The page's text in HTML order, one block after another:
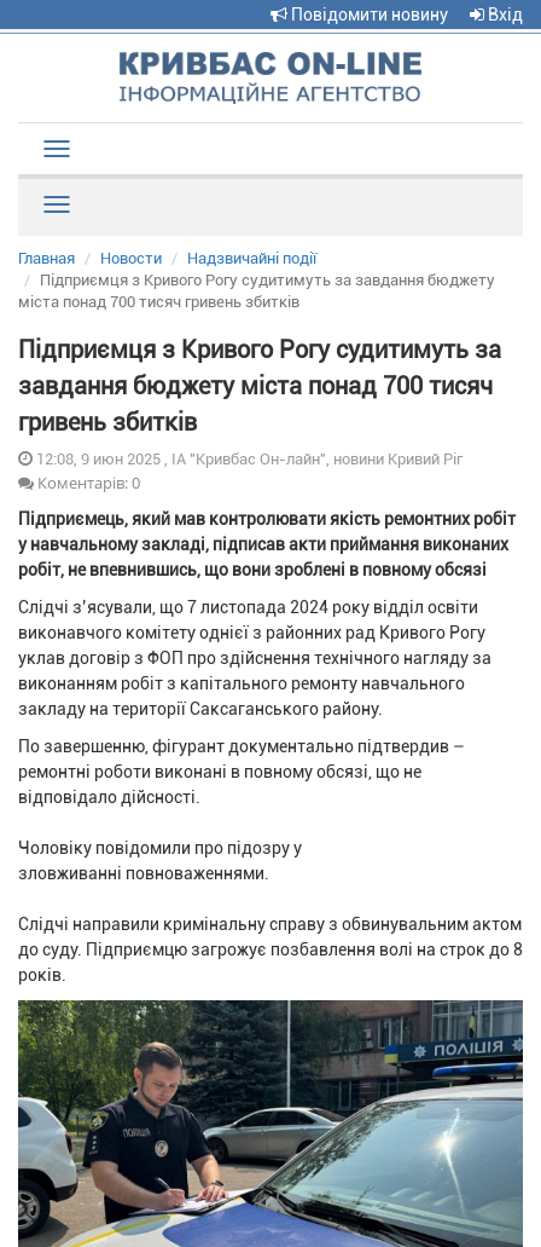
Повідомити новину Вхід
navigation
Главная Новости
Надзвичайні події
Підприємця з Кривого Рогу судитимуть за завдання бюджету
міста понад 700 тисяч гривень збитків
Підприємця з Кривого Рогу судитимуть за
завдання бюджету міста понад 700 тисяч
гривень збитків
12:08, 9 июн 2025 , ІА "Кривбас Он-лайн", новини Кривий Ріг
Коментарів: 0
Підприємець, який мав контролювати якість ремонтних робіт
у навчальному закладі, підписав акти приймання виконаних
робіт, не впевнившись, що вони зроблені в повному обсязі
Слідчі з’ясували, що 7 листопада 2024 року відділ освіти
виконавчого комітету однієї з районних рад Кривого Рогу
уклав договір з ФОП про здійснення технічного нагляду за
виконанням робіт з капітального ремонту навчального
закладу на території Саксаганського району.
По завершенню, фігурант документально підтвердив –
ремонтні роботи виконані в повному обсязі, що не
відповідало дійсності.
Чоловіку повідомили про підозру у
зловживанні повноваженнями.
Слідчі направили кримінальну справу з обвинувальним актом
до суду. Підприємцю загрожує позбавлення волі на строк до 8
років.